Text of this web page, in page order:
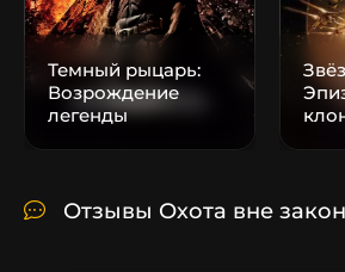
Темный рыцарь:
Возрождение
легенды
Отзывы Охота вне